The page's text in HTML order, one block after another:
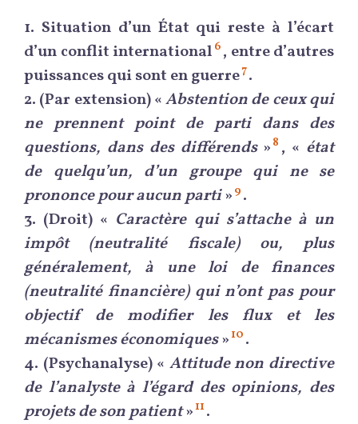
1. Situation d’un État qui reste à l’écart
d’un conflit international6, entre d’autres
puissances qui sont en guerre7.
2. (Par extension) «Abstention de ceux qui
ne prennent point de parti dans des
questions, dans des différends»8 , « état
de quelqu’un, d’un groupe qui ne se
prononce pour aucun parti»9.
3. (Droit) « Caractère qui s’attache à un
impôt (neutralité fiscale) ou, plus
généralement, à une loi de finances
(neutralité financière) qui n’ont pas pour
objectif de modifier les flux et les
mécanismes économiques»10.
4. (Psychanalyse) « Attitude non directive
de l’analyste à l’égard des opinions, des
projets de son patient»11.